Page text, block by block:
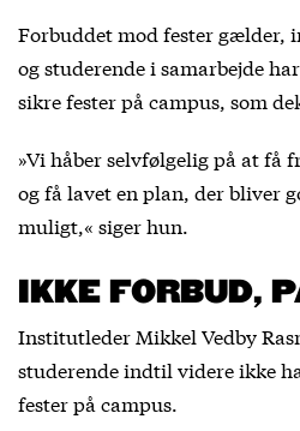
Forbuddet mod fester gælder,
og studerende i samarbejde
sikre fester på campus, som
»Vi håber selvfølgelig på at få
og få lavet en plan, der bliver
muligt,« siger hun.
IKKE FORBUD,
Institutleder Mikkel Vedby
studerende indtil videre ikke
fester på campus.